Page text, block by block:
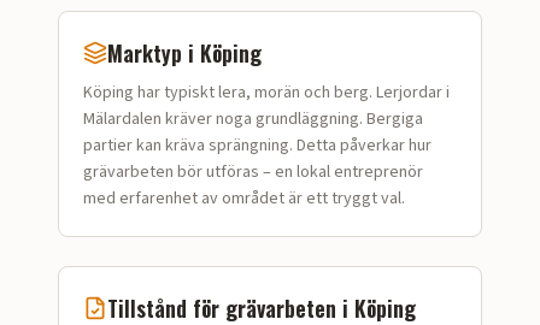
Marktyp i Köping
Köping har typisktlera, morän och berg. Lerjordar i
Mälardalen kräver noga grundläggning. Bergiga
partier kan kräva sprängning. Detta påverkar hur
grävarbeten bör utföras – en lokal entreprenör
med erfarenhet av området är ett tryggt val.
Tillstånd för grävarbeten i Köping